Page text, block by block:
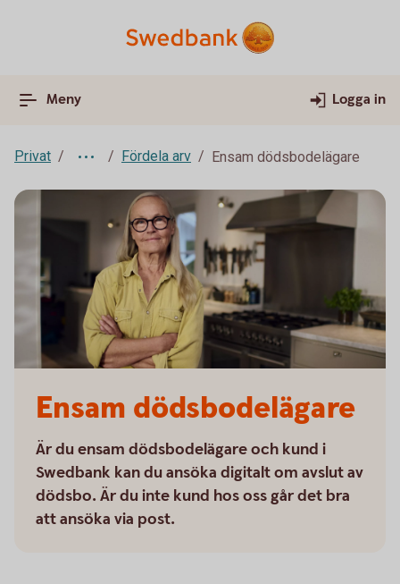
Meny Logga in
Privat Fördela arv Ensam dödsbodelägare
Ensam dödsbodelägare
Är du ensam dödsbodelägare och kund i
Swedbank kan du ansöka digitalt om avslut av
dödsbo. Är du inte kund hos oss går det bra
att ansöka via post.